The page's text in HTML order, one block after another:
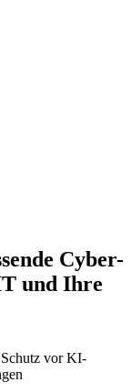
Cyber-
und Ihre
vor KI-